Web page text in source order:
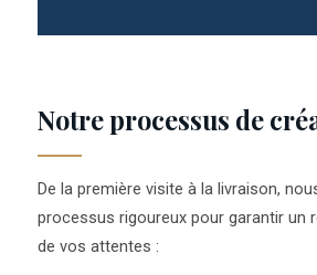
Notre processus de
De la première visite à la livraison,
processus rigoureux pour garantir un
de vos attentes :